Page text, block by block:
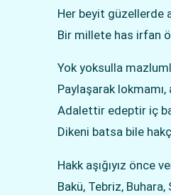
Her beyit güzellerde
Bir millete has irfan
Yok yoksulla
Paylaşarak lokmamı,
Adalettir edeptir iç
Dikeni batsa bile
Hakk aşığıyız önce
Bakü, Tebriz,